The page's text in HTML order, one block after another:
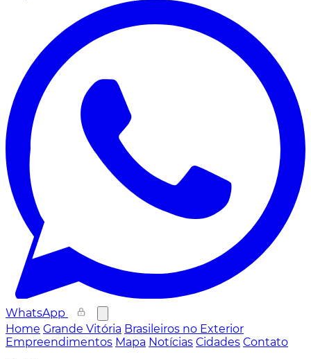
WhatsApp
Home Grande Vitória Brasileiros no Exterior
Empreendimentos Mapa Notícias Cidades Contato